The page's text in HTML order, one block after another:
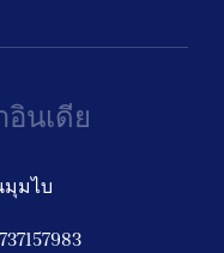
นเดีย
มุมไบ